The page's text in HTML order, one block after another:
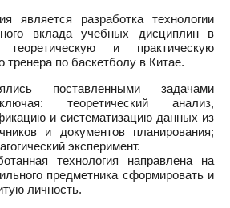
является разработка технологии
вклада учебных дисциплин в
теоретическую и практическую
тренера по баскетболу в Китае.
поставленными задачами
теоретический анализ,
и систематизацию данных из
и документов планирования;
эксперимент.
технология направлена на
предметника сформировать и
личность.